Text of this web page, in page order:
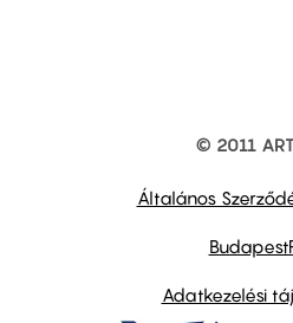
© 2011
Általános
Adatkezelési